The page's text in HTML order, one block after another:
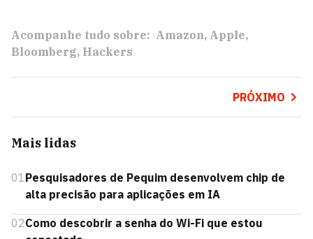
Acompanhe tudo sobre: Amazon Apple
Bloomberg Hackers
PRÓXIMO
Mais lidas
01Pesquisadores de Pequim desenvolvem chip de
alta precisão para aplicações em IA
02Como descobrir a senha do Wi-Fi que estou